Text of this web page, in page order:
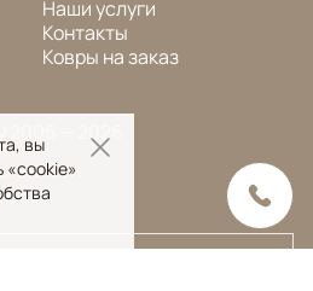
Наши услуги
Контакты
Ковры на заказ
— 2026
вы
«cookie»